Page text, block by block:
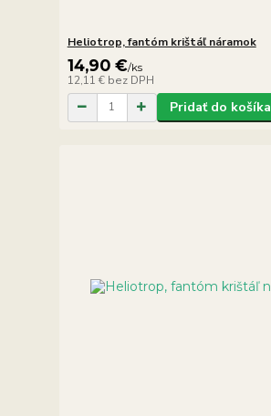
Heliotrop, fantóm krištáľ náramok
14,90 €/ks
12,11 € bez DPH
Pridať do košíka